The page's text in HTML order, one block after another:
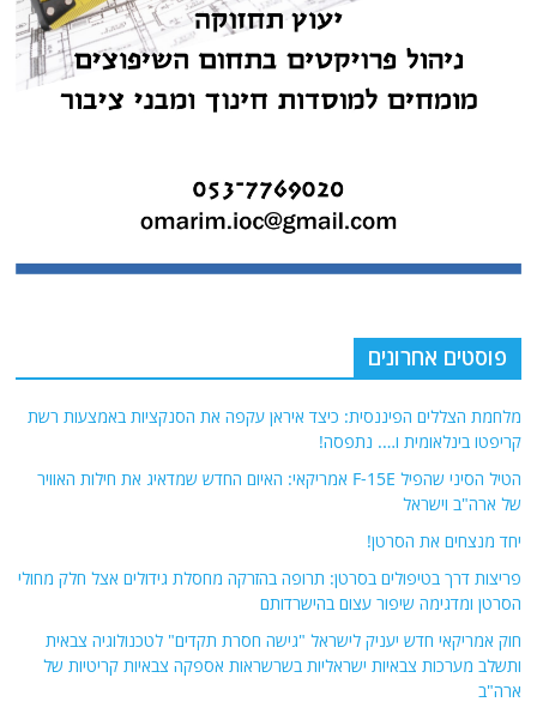
פוסטים אחרונים
מלחמת הצללים הפיננסית: כיצד איראן עקפה את הסנקציות באמצעות רשת
קריפטו בינלאומית ו…. נתפסה!
הטיל הסיני שהפיל F-15E אמריקאי: האיום החדש שמדאיג את חילות האוויר
של ארה"ב וישראל
יחד מנצחים את הסרטן!
פריצות דרך בטיפולים בסרטן: תרופה בהזרקה מחסלת גידולים אצל חלק מחולי
הסרטן ומדגימה שיפור עצום בהישרדותם
חוק אמריקאי חדש יעניק לישראל "גישה חסרת תקדים" לטכנולוגיה צבאית
ותשלב מערכות צבאיות ישראליות בשרשראות אספקה ​​צבאיות קריטיות של
ארה"ב